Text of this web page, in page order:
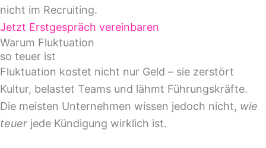
nicht im Recruiting.
Jetzt Erstgespräch vereinbaren
Warum Fluktuation
so teuer ist
Fluktuation kostet nicht nur Geld – sie zerstört
Kultur, belastet Teams und lähmt Führungskräfte.
Die meisten Unternehmen wissen jedoch nicht, wie
teuer jede Kündigung wirklich ist.